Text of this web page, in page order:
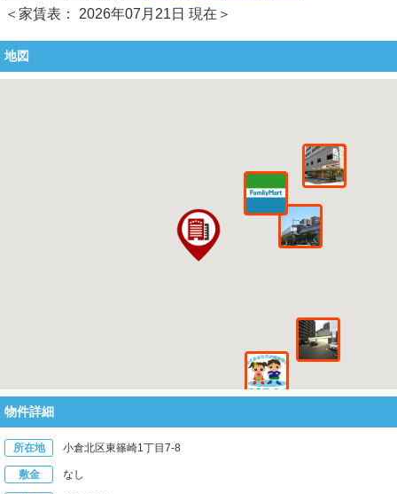
＜家賃表： 2026年07月21日 現在＞
地図
物件詳細
所在地 小倉北区東篠崎1丁目7-8
敷金 なし